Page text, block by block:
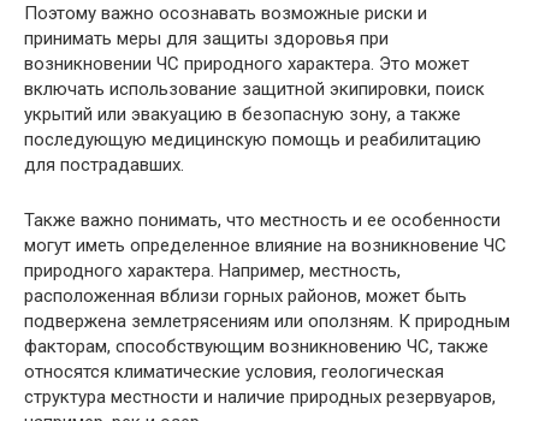
Поэтому важно осознавать возможные риски и
принимать меры для защиты здоровья при
возникновении ЧС природного характера. Это может
включать использование защитной экипировки, поиск
укрытий или эвакуацию в безопасную зону, а также
последующую медицинскую помощь и реабилитацию
для пострадавших.
Также важно понимать, что местность и ее особенности
могут иметь определенное влияние на возникновение ЧС
природного характера. Например, местность,
расположенная вблизи горных районов, может быть
подвержена землетрясениям или оползням. К природным
факторам, способствующим возникновению ЧС, также
относятся климатические условия, геологическая
структура местности и наличие природных резервуаров,